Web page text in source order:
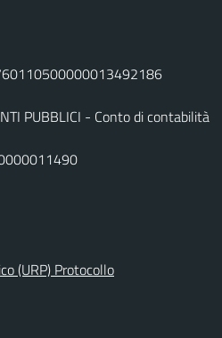
PUBBLICI - Conto di contabilità
(URP) Protocollo